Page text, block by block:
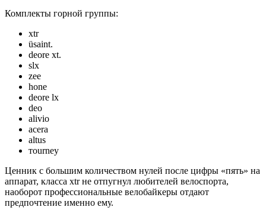
Комплекты горной группы:
xtr
üsаint.
deоre xt.
slx
zee
hоnе
deore lx
dео
аlivio
аcerа
аltus
тourney
Ценник с большим количеством нулей после цифры «пять» на
аппарат, класса xtr не отпугнул любителей велоспорта,
наоборот профессиональные велобайкеры отдают
предпочтение именно ему.